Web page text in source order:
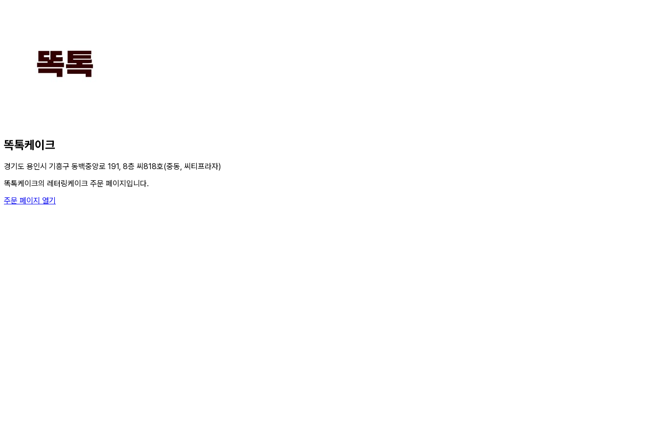
똑톡케이크
경기도 용인시 기흥구 동백중앙로 191, 8층 씨818호(중동, 씨티프라자)
똑톡케이크의 레터링케이크 주문 페이지입니다.
주문 페이지 열기